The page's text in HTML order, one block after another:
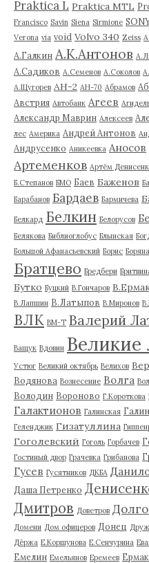
Praktica L Praktica MTL
Francisco Savin Siena Sirmione
Verona via void Volvo 340 Zeiss
А.Галкин А.К.Антонов
А.Садиков А.Семенов А.Соколов
А.Щугорев АН-2 АН-70 Абрамов
Австрия Автобанк Агеев
Александр Маврин Алексеев
лес Америка Андрей Антонов
Андрусенко Аникеевка Аносов
Артеменков Артём
Б.Степанов БМО Баев Баженов
Барабанов Бардаев Бармичева
Белкард Белкин Белорусов
Белякова Библиоглобус Блынская
Большой Афанасьевский Борис
Братцево Бредбери
Бутко Буцкий В.Гончаров
В.Лапшин В.Латыпов В.Миронов
ВЛК ВМ-Т Валерий
Ващук Вдовин Великие
Устюг Великий октябрь Велихов
Водянова Вознесение Волга
Володин Вороново Г.Короткова
Галактионов Галинская
Геленджик Гизатуллина
Гоголевский Гоголь Горбачев
Гостиный двор Грачевка Грибанова
Гусев Гусятников ДКБА
Даша Петренко
Дмитров Доветров
Домени Дом офицеров Донец
Дёржа Е.Коршунова Е.Сенчурина
Емелин Емельянов Еремеев